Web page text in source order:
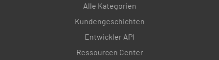
Alle Kategorien
Kundengeschichten
Entwickler API
Ressourcen Center